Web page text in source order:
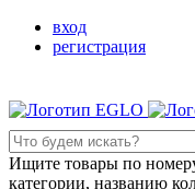
вход
регистрация
Ищите товары по
категории, названию